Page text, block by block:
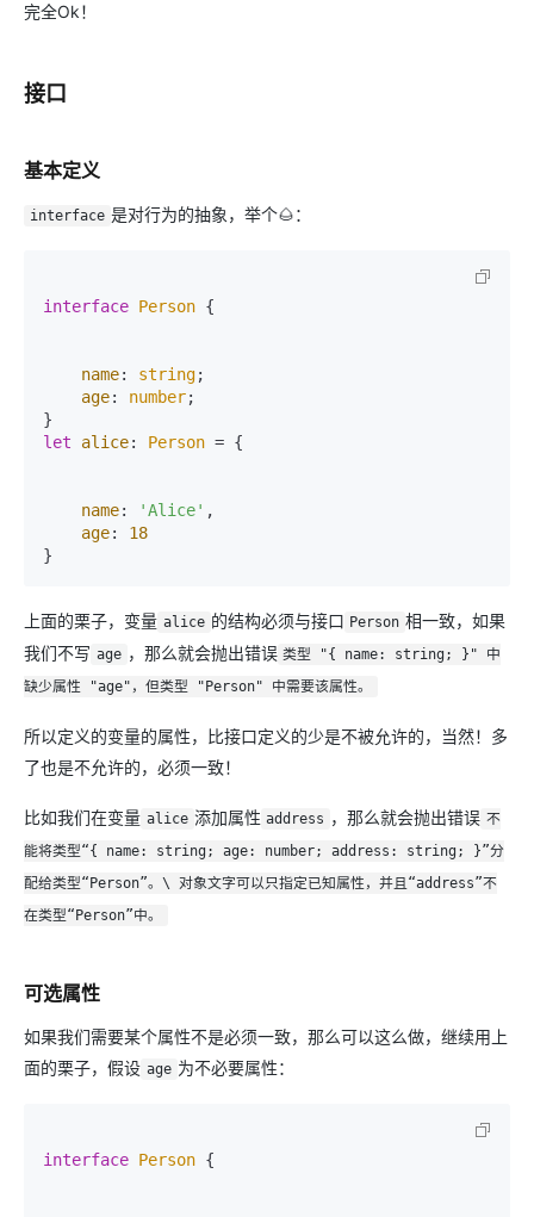
完全Ok！
接口
基本定义
interface 是对行为的抽象，举个🌰：
interface Person {
name: string;
age: number;
let
alice: Person = {
name: 'Alice' ,
age: 18
上面的栗子，变量 alice 的结构必须与接口 Person 相一致，如果
我们不写 age ，那么就会抛出错误 类型 "{ name: string; }" 中
缺少属性 "age"，但类型 "Person" 中需要该属性。
所以定义的变量的属性，比接口定义的少是不被允许的，当然！多
了也是不允许的，必须一致！
比如我们在变量 alice 添加属性 address ，那么就会抛出错误 不
能将类型“{ name: string; age: number; address: string; }”分
配给类型“Person”。\ 对象文字可以只指定已知属性，并且“address”不
在类型“Person”中。
可选属性
如果我们需要某个属性不是必须一致，那么可以这么做，继续用上
面的栗子，假设 age 为不必要属性：
interface Person {